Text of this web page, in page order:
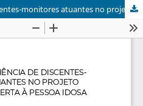
Relato de experiência de discentes-monitores atuantes no projeto Universidade Aberta à Pessoa Idosa